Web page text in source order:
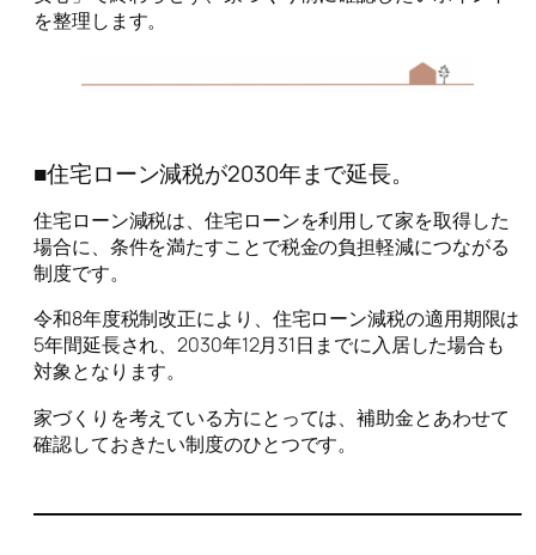
を整理します。
■住宅ローン減税が2030年まで延長。
住宅ローン減税は、住宅ローンを利用して家を取得した
場合に、条件を満たすことで税金の負担軽減につながる
制度です。
令和8年度税制改正により、住宅ローン減税の適用期限は
5年間延長され、2030年12月31日までに入居した場合も
対象となります。
家づくりを考えている方にとっては、補助金とあわせて
確認しておきたい制度のひとつです。